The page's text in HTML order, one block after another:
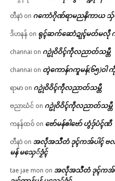
တီနာဲ on ဂကောံဂိုဏ်ရာမညနိကာယ သှ်
ဒိဟနန် on ရုၚ်ဆက်ဆောံဍုၚ်မတ်မလီု
channai on ဂဥုဲဝိဝိၚ်ကဵုလညာတ်သမ္တီ
channai on တ္ၚဲကောန်ဂကူမန်(၆၅)ဝ
ရာမာ on ဂဥုဲဝိဝိၚ်ကဵုလညာတ်သမ္တီ
ဗညာဃံင် on ဂဥုဲဝိဝိၚ်ကဵုလညာတ်သမ္တီ
ကနန်ထဝ် on ဗော်မန်ၜါဗော် ဟွံဒှ်ပံၚ်ဏီ
တီနာဲ on အလဵုအသဳတံ ဒုၚ်ကအ်ပါၚ် ဗလ
မန် မသှေ်ဒၟံၚ်
tae jae mon on အလဵုအသဳတံ ဒုၚ်ကအ်ပ